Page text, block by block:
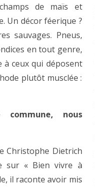
de maïs et
Un décor féerique ?
sauvages. Pneus,
en tout genre,
à ceux qui déposent
plutôt musclée :
nous
Christophe Dietrich
sur « Bien vivre à
il raconte avoir mis